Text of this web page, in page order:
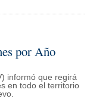
por Año
informó que regirá
en todo el territorio